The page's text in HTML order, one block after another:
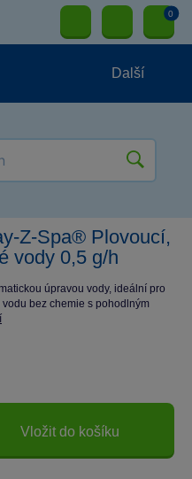
0
Další
Z-Spa® Plovoucí,
vody 0,5 g/h
úpravou vody, ideální pro
bez chemie s pohodlným
Vložit do košíku